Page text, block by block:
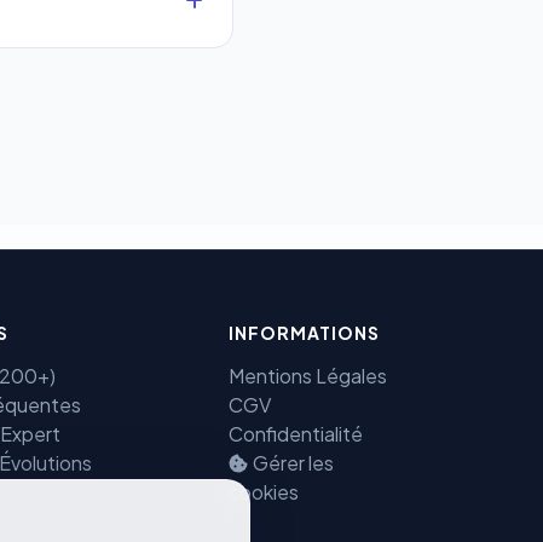
INFORMATIONS
Mentions Légales
CGV
Confidentialité
Gérer les
cookies